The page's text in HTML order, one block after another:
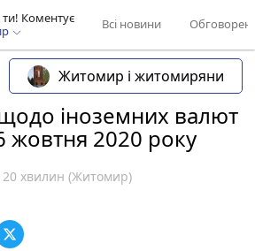
Коментує
Всі новини
Житомир і житомиряни
іноземних валют
жовтня 2020 року
20 хвилин (Житомир)